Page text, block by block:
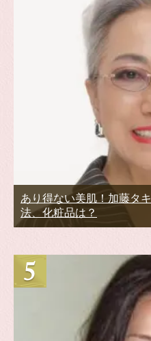
あり得ない美肌！加藤タ
法、化粧品は？